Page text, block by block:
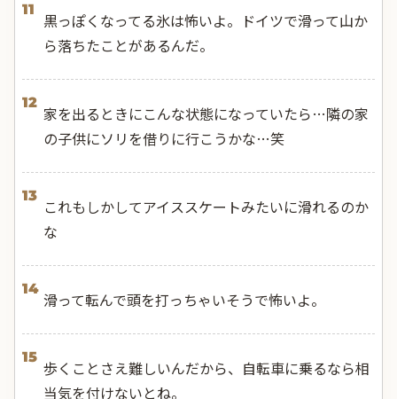
11
黒っぽくなってる氷は怖いよ。ドイツで滑って山か
ら落ちたことがあるんだ。
12
家を出るときにこんな状態になっていたら…隣の家
の子供にソリを借りに行こうかな…笑
13
これもしかしてアイススケートみたいに滑れるのか
な
14
滑って転んで頭を打っちゃいそうで怖いよ。
15
歩くことさえ難しいんだから、自転車に乗るなら相
当気を付けないとね。